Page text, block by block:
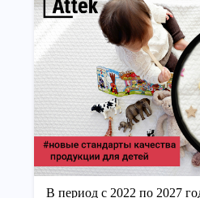
В период с 2022 по 2027